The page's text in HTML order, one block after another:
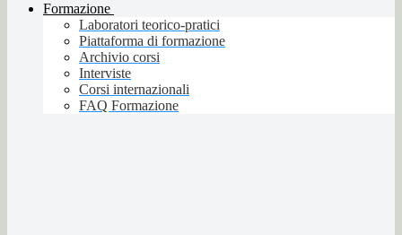
Formazione
Laboratori teorico-pratici
Piattaforma di formazione
Archivio corsi
Interviste
Corsi internazionali
FAQ Formazione